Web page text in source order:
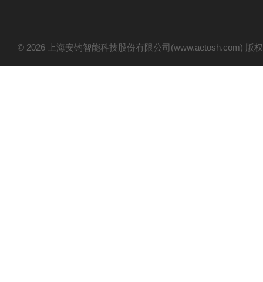
© 2026 上海安钧智能科技股份有限公司(www.aetosh.com)